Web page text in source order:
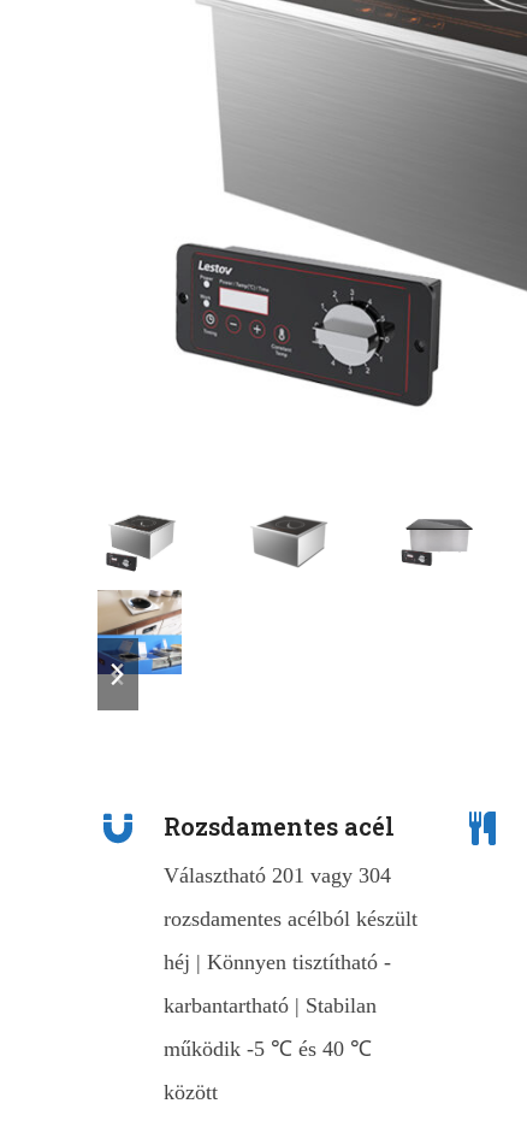
previous
slide
next
slide
Rozsdamentes acél
Választható 201 vagy 304
rozsdamentes acélból készült
héj | Könnyen tisztítható -
karbantartható | Stabilan
működik -5 ℃ és 40 ℃
között